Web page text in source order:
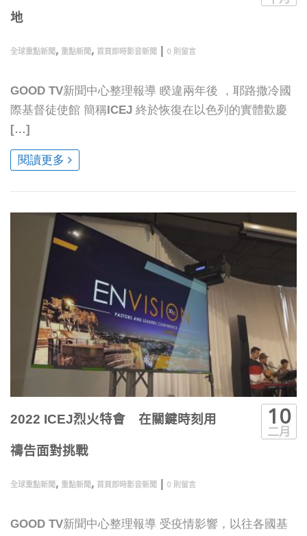
地
全球重點新聞 , 重點新聞 , 首頁即時影音新聞 0 則留言
GOOD TV新聞中心整理報導 睽違兩年後 ，耶路撒冷國
際基督徒使館 簡稱ICEJ 終於恢復在以色列的實體歡慶
[…]
閱讀更多
2022 ICEJ烈火特會 在關鍵時刻用
禱告面對挑戰
全球重點新聞 , 重點新聞 , 首頁即時影音新聞 0 則留言
10
二月
GOOD TV新聞中心整理報導 受疫情影響，以往各國基